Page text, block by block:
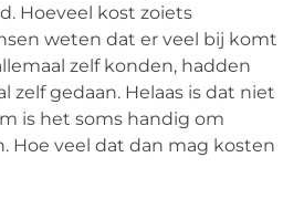
Hoeveel kost zoiets
weten dat er veel bij komt
zelf konden, hadden
zelf gedaan. Helaas is dat niet
is het soms handig om
Hoe veel dat dan mag kosten